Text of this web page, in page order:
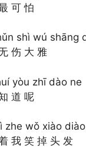
可 怕
shì wú shāng
伤 大 雅
yòu zhī dào ne
道 呢
zhe wǒ xiào
我 笑 掉 头 发